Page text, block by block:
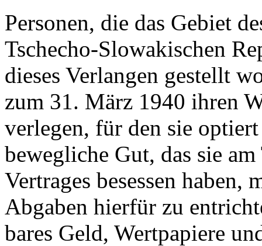
Personen, die das Gebiet
Tschecho-Slowakischen
dieses Verlangen gestellt
zum 31. März 1940 ihren
verlegen, für den sie
bewegliche Gut, das sie
Vertrages besessen haben,
Abgaben hierfür zu
bares Geld, Wertpapiere